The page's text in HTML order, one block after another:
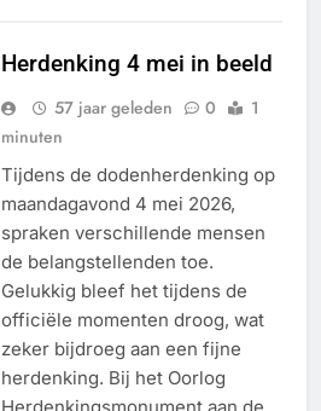
Herdenking 4 mei in beeld
57 jaar geleden 0
1
minuten
Tijdens de dodenherdenking op
maandagavond 4 mei 2026,
spraken verschillende mensen
de belangstellenden toe.
Gelukkig bleef het tijdens de
officiële momenten droog, wat
zeker bijdroeg aan een fijne
herdenking. Bij het Oorlog